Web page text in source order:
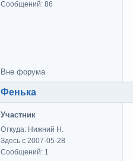
Сообщений: 86
Вне форума
Фенька
Участник
Откуда: Нижний Н.
Здесь с 2007-05-28
Сообщений: 1